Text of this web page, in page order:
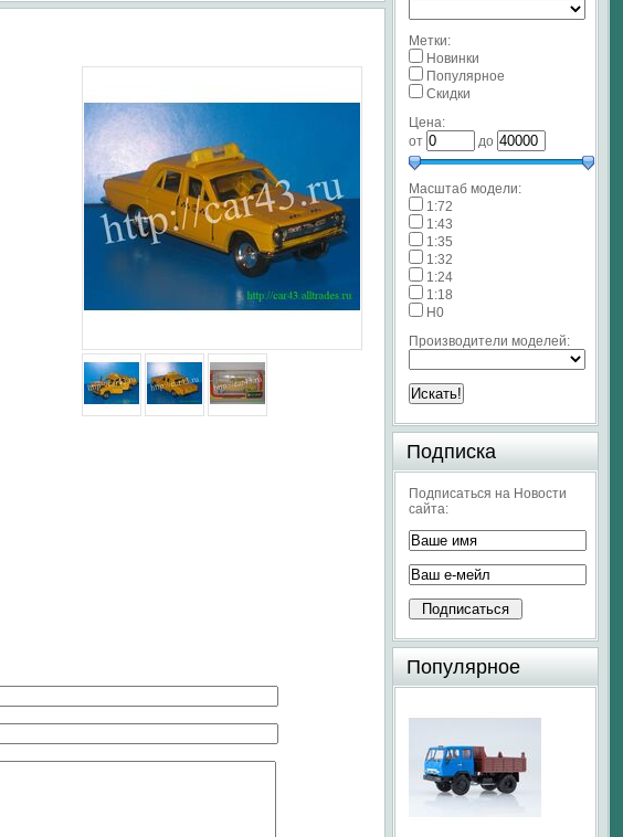
Метки:
Новинки
Популярное
Скидки
Цена:
от
до
Масштаб модели:
1:72
1:43
1:35
1:32
1:24
1:18
H0
Производители моделей:
Подписка
Подписаться на Новости
сайта:
Популярное